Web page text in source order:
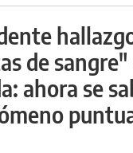
de sangre"
ahora se